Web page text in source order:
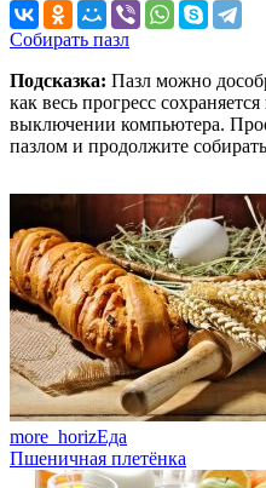
Собирать пазл
Подсказка: Пазл можно
как весь прогресс
выключении компьютера.
пазлом и продолжите
more_horizЕда
Пшеничная плетёнка